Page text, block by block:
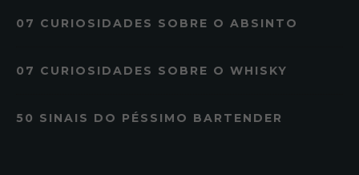
07 CURIOSIDADES SOBRE O ABSINTO
07 CURIOSIDADES SOBRE O WHISKY
50 SINAIS DO PÉSSIMO BARTENDER